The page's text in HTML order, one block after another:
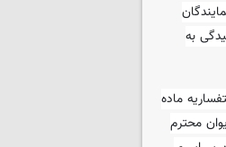
نمایندگان
و «دانشجو» در ماده ۱۱ قانون رسیدگی به
ماده
محترم